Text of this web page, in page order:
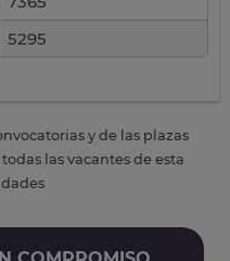
5295
y de las plazas
las vacantes de esta